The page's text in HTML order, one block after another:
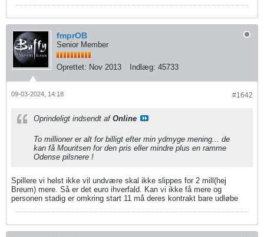
fmprOB
Senior Member
Oprettet: Nov 2013 Indlæg: 45733
#1642
09-03-2024, 14:18
Oprindeligt indsendt af Online
To millioner er alt for billigt efter min ydmyge mening... de
kan få Mouritsen for den pris eller mindre plus en ramme
Odense pilsnere !
Spillere vi helst ikke vil undvære skal ikke slippes for 2 mill(hej
Breum) mere. Så er det euro ihverfald. Kan vi ikke få mere og
personen stadig er omkring start 11 må deres kontrakt bare udløbe